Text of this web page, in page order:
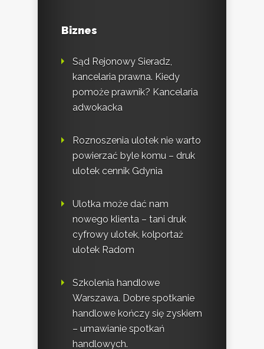
Biznes
Sąd Rejonowy Sieradz,
kancelaria prawna. Kiedy
pomoże prawnik? Kancelaria
adwokacka
Roznoszenia ulotek nie warto
powierzać byle komu – druk
ulotek cennik Gdynia
Ulotka może dać nam
nowego klienta – tani druk
cyfrowy ulotek, kolportaż
ulotek Radom
Szkolenia handlowe
Warszawa. Dobre spotkanie
handlowe kończy się zyskiem
– umawianie spotkań
handlowych.